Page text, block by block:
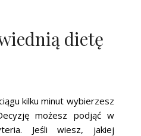
dietę
kilku minut wybierzesz
możesz podjąć w
Jeśli wiesz, jakiej